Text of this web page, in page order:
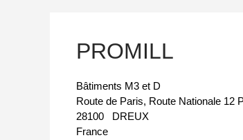
PROMILL
Bâtiments M3 et D
Route de Paris, Route Nationale 12
28100
DREUX
France